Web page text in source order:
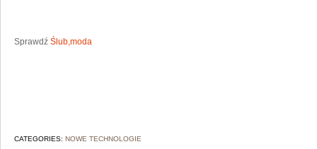
Sprawdź Ślub,moda
CATEGORIES: NOWE TECHNOLOGIE